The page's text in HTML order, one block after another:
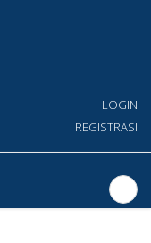
LOGIN
REGISTRASI